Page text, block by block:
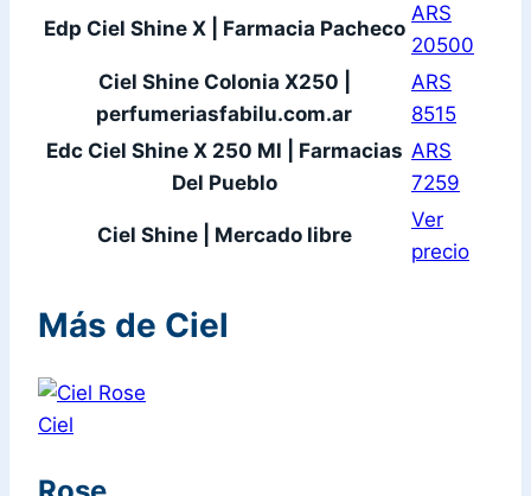
Edp Ciel Shine X | Farmacia Pacheco
ARS
20500
Ciel Shine Colonia X250 |
perfumeriasfabilu.com.ar
ARS
8515
Edc Ciel Shine X 250 Ml | Farmacias
Del Pueblo
ARS
7259
Ciel Shine | Mercado libre
Ver
precio
Más de Ciel
Ciel